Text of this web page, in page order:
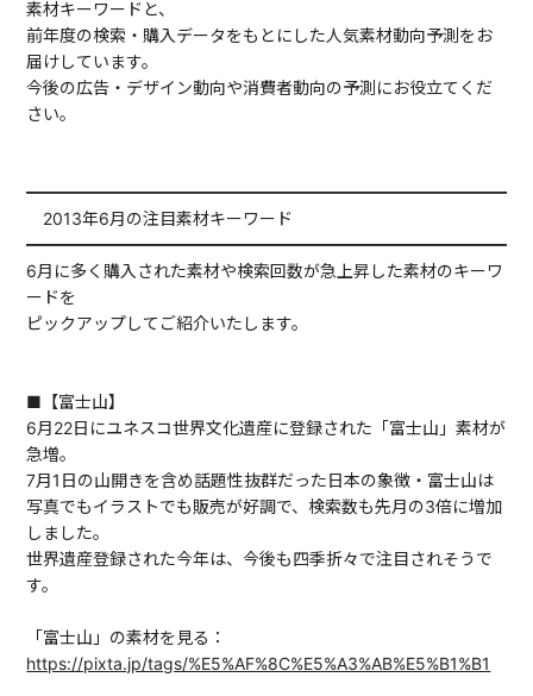
素材キーワードと、
前年度の検索・購入データをもとにした人気素材動向予測をお
届けしています。
今後の広告・デザイン動向や消費者動向の予測にお役立てくだ
さい。
━━━━━━━━━━━━━━━━━━━━━━━━━━━━━━
2013年6月の注目素材キーワード
━━━━━━━━━━━━━━━━━━━━━━━━━━━━━━
6月に多く購入された素材や検索回数が急上昇した素材のキーワ
ードを
ピックアップしてご紹介いたします。
■【富士山】
6月22日にユネスコ世界文化遺産に登録された「富士山」素材が
急増。
7月1日の山開きを含め話題性抜群だった日本の象徴・富士山は
写真でもイラストでも販売が好調で、検索数も先月の3倍に増加
しました。
世界遺産登録された今年は、今後も四季折々で注目されそうで
す。
「富士山」の素材を見る：
https://pixta.jp/tags/%E5%AF%8C%E5%A3%AB%E5%B1%B1